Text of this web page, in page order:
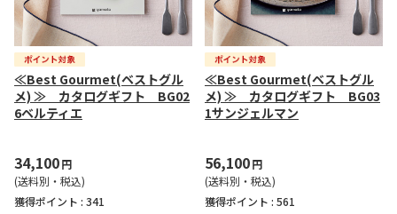
≪Best Gourmet(ベストグル
メ) ≫ カタログギフト BG02
6ベルティエ
34,100円
(送料別・税込)
獲得ポイント : 341
≪Best Gourmet(ベストグル
メ) ≫ カタログギフト BG03
1サンジェルマン
56,100円
(送料別・税込)
獲得ポイント : 561